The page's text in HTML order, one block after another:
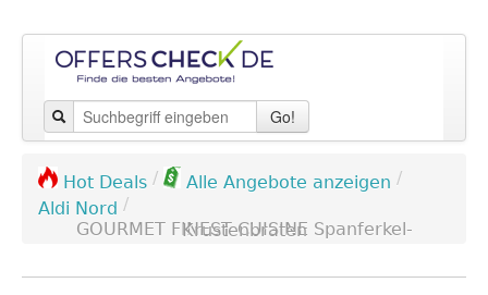
Go!
Hot Deals / Alle Angebote anzeigen /
Aldi Nord /
GOURMET FINEST CUISINE Spanferkel-Krustenbraten